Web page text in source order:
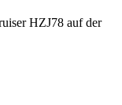
HZJ78 auf der